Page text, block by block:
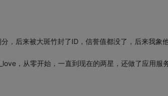
，后来被大斑竹封了ID，信誉值都没了，后来我象
，从零开始，一直到现在的两星，还做了应用服